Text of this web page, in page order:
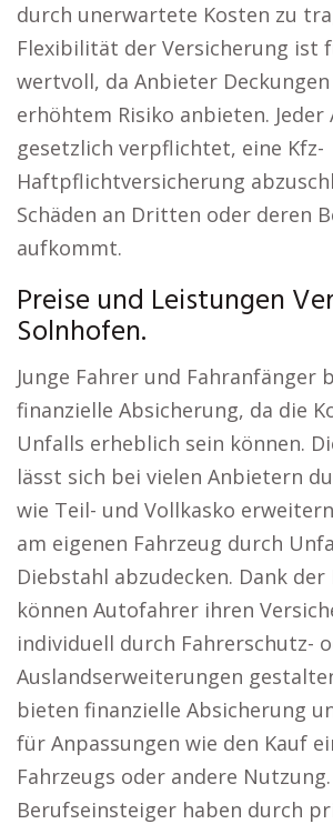
durch unerwartete Kosten zu
Flexibilität der Versicherung ist
wertvoll, da Anbieter
erhöhtem Risiko anbieten.
gesetzlich verpflichtet, eine Kfz-
Haftpflichtversicherung
Schäden an Dritten oder deren
aufkommt.
Preise und Leistungen
Solnhofen.
Junge Fahrer und Fahranfänger
finanzielle Absicherung, da die
Unfalls erheblich sein können.
lässt sich bei vielen Anbietern
wie Teil- und Vollkasko
am eigenen Fahrzeug durch
Diebstahl abzudecken. Dank
können Autofahrer ihren
individuell durch Fahrerschutz-
Auslandserweiterungen
bieten finanzielle Absicherung
für Anpassungen wie den Kauf
Fahrzeugs oder andere Nutzung.
Berufseinsteiger haben durch